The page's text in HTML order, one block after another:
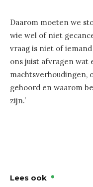
Daarom moeten we
wie wel of niet
vraag is niet of
ons juist afvragen wat
machtsverhoudingen,
gehoord en waarom
zijn.’
Lees ook